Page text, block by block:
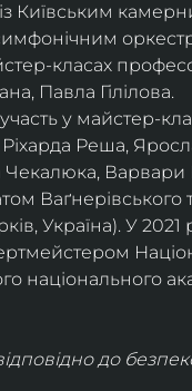
Київським
класах
Павла Гілілова.
у майстер-
Ріхарда Реша,
Варвари
Україна). У
національного
до